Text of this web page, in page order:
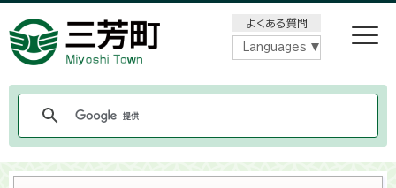
よくある質問
Languages